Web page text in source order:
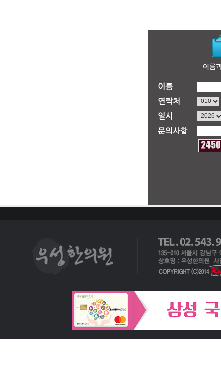
이름
연락처
일시
문의사항